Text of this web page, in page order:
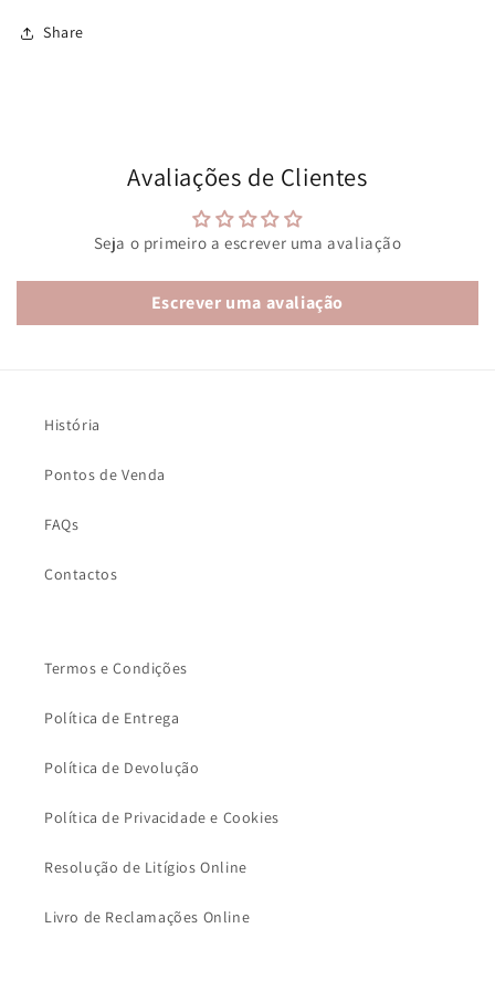
Share
Avaliações de Clientes
Seja o primeiro a escrever uma avaliação
Escrever uma avaliação
História
Pontos de Venda
FAQs
Contactos
Termos e Condições
Política de Entrega
Política de Devolução
Política de Privacidade e Cookies
Resolução de Litígios Online
Livro de Reclamações Online